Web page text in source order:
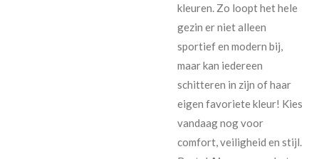
kleuren. Zo loopt het hele
gezin er niet alleen
sportief en modern bij,
maar kan iedereen
schitteren in zijn of haar
eigen favoriete kleur! Kies
vandaag nog voor
comfort, veiligheid en stijl.